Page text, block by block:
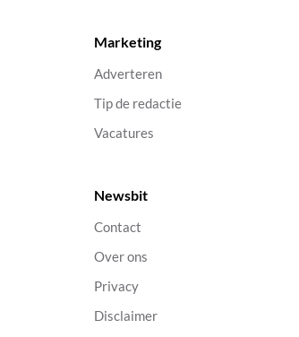
Marketing
Adverteren
Tip de redactie
Vacatures
Newsbit
Contact
Over ons
Privacy
Disclaimer